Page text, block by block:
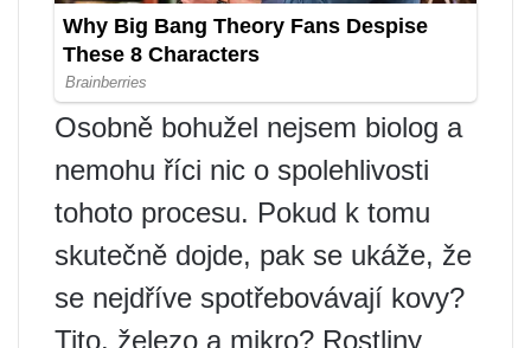
Osobně bohužel nejsem biolog a
nemohu říci nic o spolehlivosti
tohoto procesu. Pokud k tomu
skutečně dojde, pak se ukáže, že
se nejdříve spotřebovávají kovy?
Tito. železo a mikro? Rostliny